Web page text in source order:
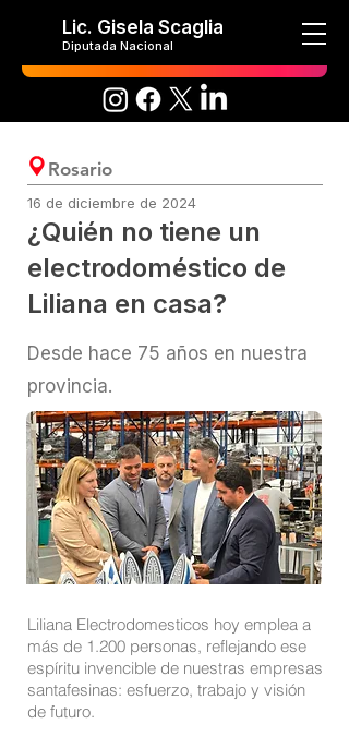
Lic. Gisela Scaglia
Diputada Nacional
Rosario
16 de diciembre de 2024
¿Quién no tiene un
electrodoméstico de
Liliana en casa?
Desde hace 75 años en nuestra
provincia.
Liliana Electrodomesticos hoy emplea a
más de 1.200 personas, reflejando ese
espíritu invencible de nuestras empresas
santafesinas: esfuerzo, trabajo y visión
de futuro.